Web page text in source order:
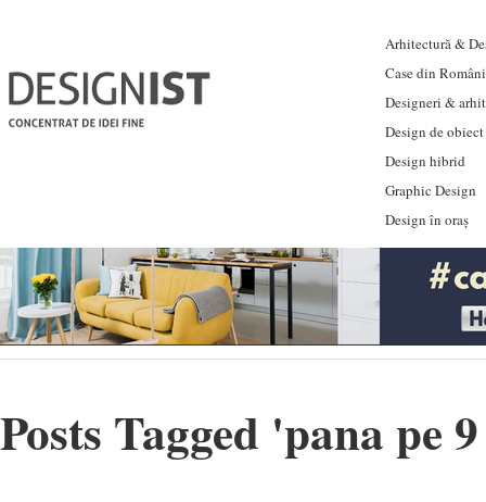
Arhitectură &
Case din
Designeri &
Design de obiect
Design hibrid
Graphic Design
Design în oraș
Posts Tagged 'pana pe